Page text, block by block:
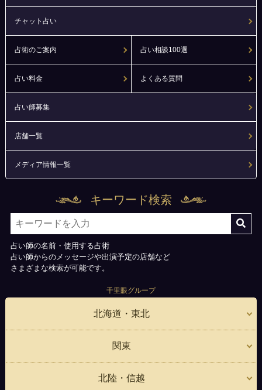
チャット占い
占術のご案内 占い相談100選
占い料金 よくある質問
占い師募集
店舗一覧
メディア情報一覧
キーワード検索
占い師の名前・使用する占術
占い師からのメッセージや出演予定の店舗など
さまざまな検索が可能です。
千里眼グループ
北海道・東北
関東
北陸・信越